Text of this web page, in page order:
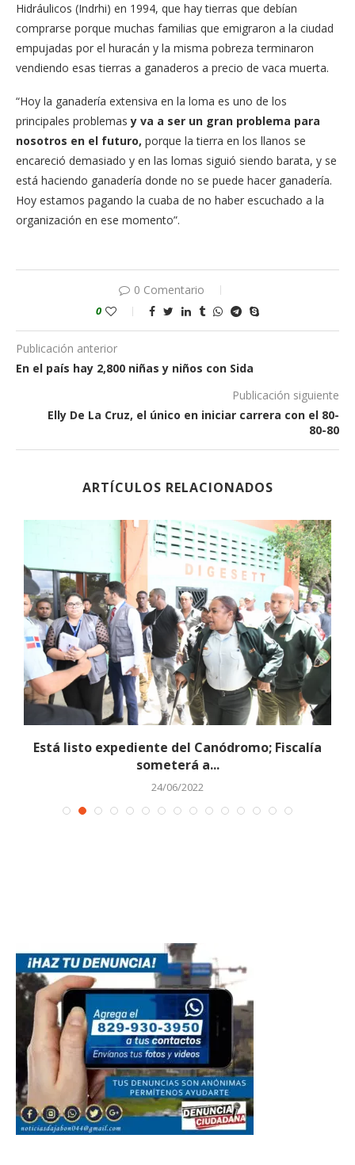
Hidráulicos (Indrhi) en 1994, que hay tierras que debían
comprarse porque muchas familias que emigraron a la ciudad
empujadas por el huracán y la misma pobreza terminaron
vendiendo esas tierras a ganaderos a precio de vaca muerta.
“Hoy la ganadería extensiva en la loma es uno de los
principales problemas y va a ser un gran problema para
nosotros en el futuro, porque la tierra en los llanos se
encareció demasiado y en las lomas siguió siendo barata, y se
está haciendo ganadería donde no se puede hacer ganadería.
Hoy estamos pagando la cuaba de no haber escuchado a la
organización en ese momento”.
0 Comentario
0
Publicación anterior
En el país hay 2,800 niñas y niños con Sida
Publicación siguiente
Elly De La Cruz, el único en iniciar carrera con el 80-
80-80
ARTÍCULOS RELACIONADOS
Está listo expediente del Canódromo; Fiscalía
someterá a...
24/06/2022